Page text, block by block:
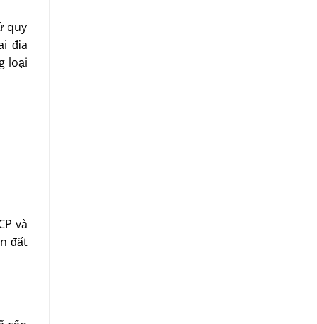
quy
địa
loại
và
đất